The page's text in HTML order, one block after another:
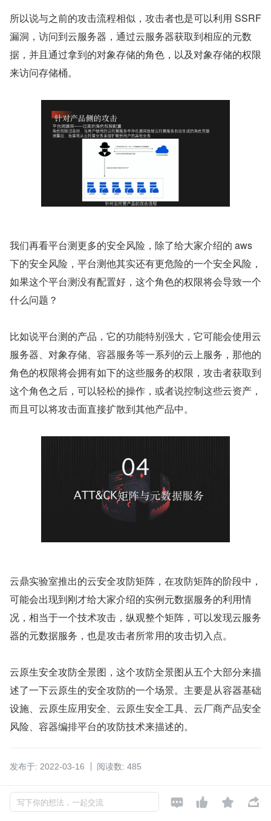
所以说与之前的攻击流程相似，攻击者也是可以利用 SSRF
漏洞，访问到云服务器，通过云服务器获取到相应的元数
据，并且通过拿到的对象存储的角色，以及对象存储的权限
来访问存储桶。
我们再看平台测更多的安全风险，除了给大家介绍的 aws
下的安全风险，平台测他其实还有更危险的一个安全风险，
如果这个平台测没有配置好，这个角色的权限将会导致一个
什么问题？
比如说平台测的产品，它的功能特别强大，它可能会使用云
服务器、对象存储、容器服务等一系列的云上服务，那他的
角色的权限将会拥有如下的这些服务的权限，攻击者获取到
这个角色之后，可以轻松的操作，或者说控制这些云资产，
而且可以将攻击面直接扩散到其他产品中。
云鼎实验室推出的云安全攻防矩阵，在攻防矩阵的阶段中，
可能会出现到刚才给大家介绍的实例元数据服务的利用情
况，相当于一个技术攻击，纵观整个矩阵，可以发现云服务
器的元数据服务，也是攻击者所常用的攻击切入点。
云原生安全攻防全景图，这个攻防全景图从五个大部分来描
述了一下云原生的安全攻防的一个场景。主要是从容器基础
设施、云原生应用安全、云原生安全工具、云厂商产品安全
风险、容器编排平台的攻防技术来描述的。
发布于: 2022-03-16 阅读数: 485
如对本文有异议，可点此反馈
写下你的想法，一起交流    